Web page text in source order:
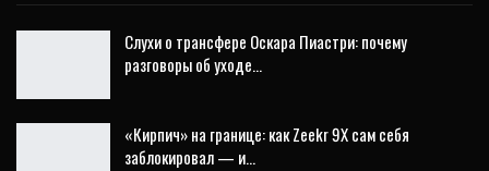
Слухи о трансфере Оскара Пиастри: почему
разговоры об уходе…
«Кирпич» на границе: как Zeekr 9X сам себя
заблокировал — и…